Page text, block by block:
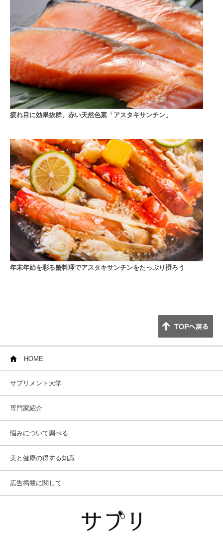
疲れ目に効果抜群、赤い天然色素「アスタキサンチン」
年末年始を彩る蟹料理でアスタキサンチンをたっぷり摂ろう
HOME
サプリメント大学
専門家紹介
悩みについて調べる
美と健康の得する知識
広告掲載に関して